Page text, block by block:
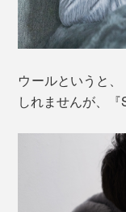
すます引き立ちま
ウールというと
しれませんが、『